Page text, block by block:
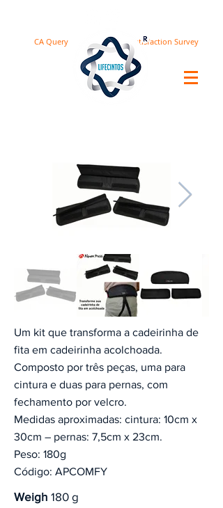
Satisfaction Survey
CA Query
Um kit que transforma a cadeirinha de
fita em cadeirinha acolchoada.
Composto por três peças, uma para
cintura e duas para pernas, com
fechamento por velcro.
Medidas aproximadas: cintura: 10cm x
30cm – pernas: 7,5cm x 23cm.
Peso: 180g
Código: APCOMFY
Weigh 180 g